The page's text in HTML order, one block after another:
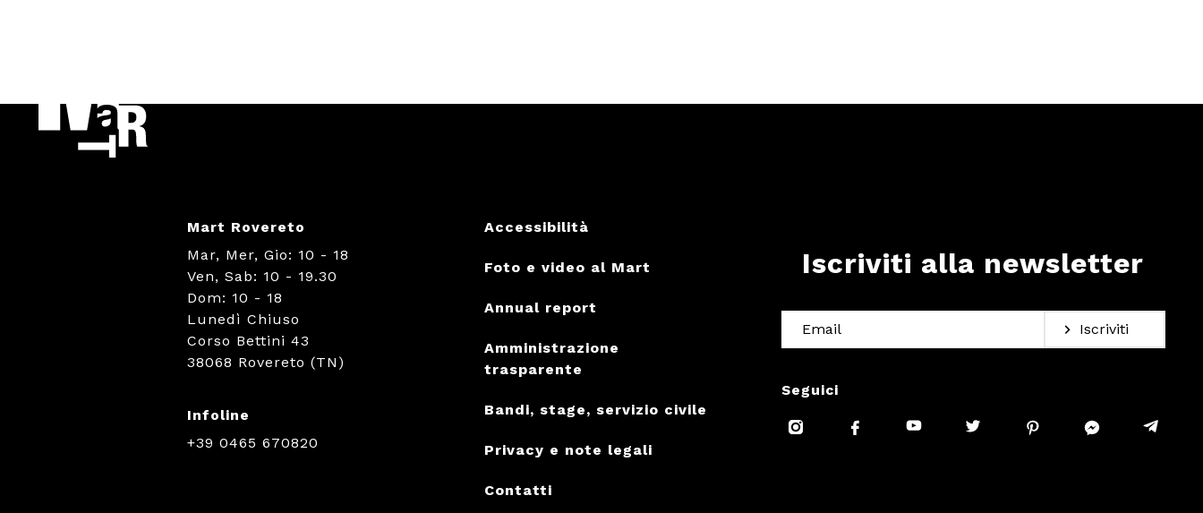
Mart Rovereto
Mar, Mer, Gio: 10 - 18
Ven, Sab: 10 - 19.30
Dom: 10 - 18
Lunedì Chiuso
Corso Bettini 43
38068 Rovereto (TN)
Infoline
+39 0465 670820
Accessibilità
Foto e video al Mart
Annual report
Amministrazione
trasparente
Bandi, stage, servizio civile
Privacy e note legali
Contatti
Iscriviti alla newsletter
Iscriviti
Seguici